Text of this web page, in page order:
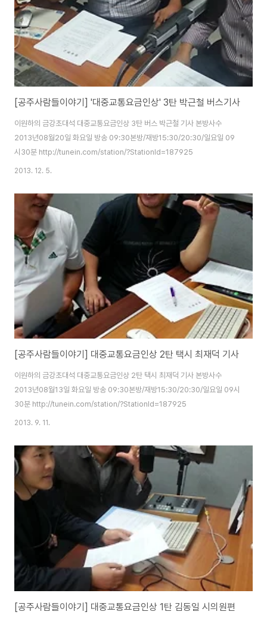
[공주사람들이야기] '대중교통요금인상' 3탄 박근철 버스기사
이원하의 금강초대석 대중교통요금인상 3탄 버스 박근철 기사 본방사수
2013년08월20일 화요일 방송 09:30본방/재방15:30/20:30/일요일 09
시30분 http://tunein.com/station/?StationId=187925
2013. 12. 5.
[공주사람들이야기] 대중교통요금인상 2탄 택시 최재덕 기사
이원하의 금강초대석 대중교통요금인상 2탄 택시 최재덕 기사 본방사수
2013년08월13일 화요일 방송 09:30본방/재방15:30/20:30/일요일 09시
30분 http://tunein.com/station/?StationId=187925
2013. 9. 11.
[공주사람들이야기] 대중교통요금인상 1탄 김동일 시의원편